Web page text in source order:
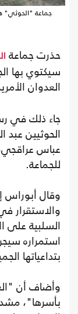
جماعة "الحوثي"
حذرت جماعة
سيكتوي بها
العدوان
جاء ذلك في
الحوثيين عبد
عباس عراقجي،
للجماعة.
وقال أبوراس
والاستقرار
السلبية على
استمراره
بتداعياتها
وأضاف أن
بأسرها"،